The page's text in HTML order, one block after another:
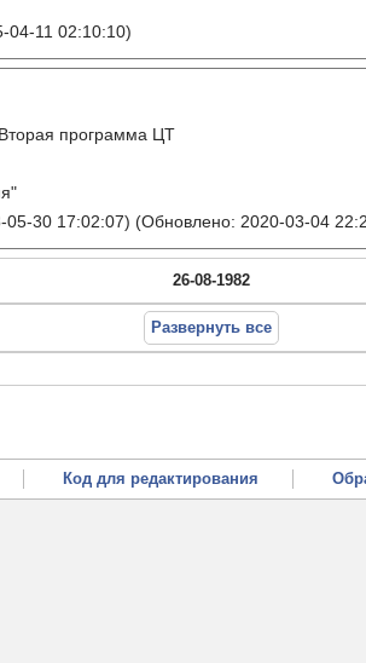
04-11 02:10:10)
программа ЦТ
05-30 17:02:07) (Обновлено: 2020-03-04
26-08-1982
Развернуть все
Код для редактирования